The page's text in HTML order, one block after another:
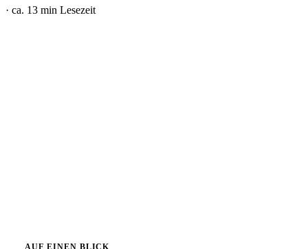
· ca. 13 min Lesezeit
AUF EINEN BLICK